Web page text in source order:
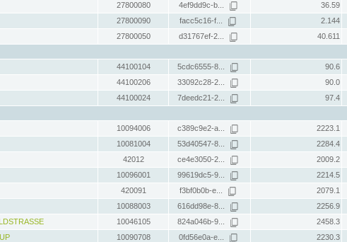
27800080 4ef9dd9c-b... 36.59
27800090 facc5c16-f... 2.144
27800050 d31767ef-2... 40.611
44100104 5cdc6555-8... 90.6
44100206 33092c28-2... 90.0
44100024 7deedc21-2... 97.4
10094006 c389c9e2-a... 2223.1
10081004 53d40547-8... 2284.4
42012 ce4e3050-2... 2009.2
10096001 99619dc5-9... 2214.5
420091 f3bf0b0b-e... 2079.1
10088003 616dd98e-8... 2256.9
10046105 824a046b-9... 2458.3
10090708 0fd56e0a-e... 2230.3